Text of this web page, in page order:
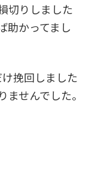
切りしました
助かってまし
挽回しました
せんでした。